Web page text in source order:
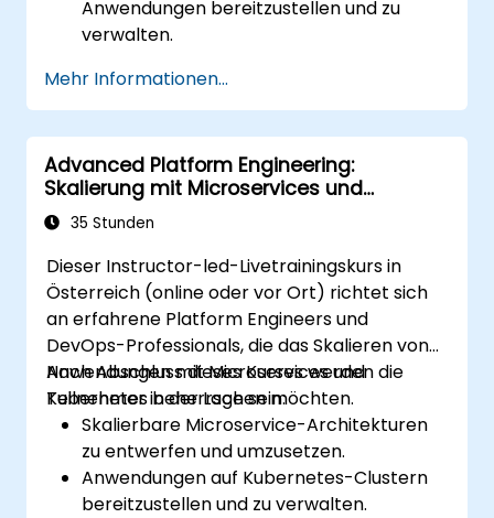
Anwendungen bereitzustellen und zu
verwalten.
Orchestrierungslösungen zu bewerten
und die am besten geeignete
auszuwählen.
Ein Continuous-Integration-Prozess für
Docker-Anwendungen einzurichten.
Docker-Anwendungen in bestehende
Integrationsprozesse zu integrieren.
Ihre Docker-Anwendungen abzusichern.
Kubernetes einzusetzen, um
verschiedene Umgebungen innerhalb
desselben Clusters bereitzustellen und zu
verwalten.
Den Kubernetes-Cluster abzusichern, zu
skalieren und zu überwachen.
Mehr Informationen...
Advanced Platform Engineering:
Skalierung mit Microservices und
Kubernetes
35 Stunden
Dieser Instructor-led-Livetrainingskurs in
Österreich (online oder vor Ort) richtet sich
an erfahrene Platform Engineers und
DevOps-Professionals, die das Skalieren von
Anwendungen mit Microservices und
Kubernetes beherrschen möchten.
Nach Abschluss dieses Kurses werden die
Teilnehmer in der Lage sein:
Skalierbare Microservice-Architekturen
zu entwerfen und umzusetzen.
Anwendungen auf Kubernetes-Clustern
bereitzustellen und zu verwalten.